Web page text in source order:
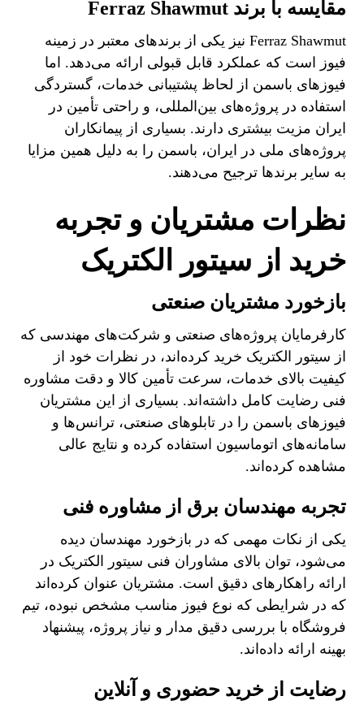
مقایسه با برند Ferraz Shawmut
Ferraz Shawmut نیز یکی از برندهای معتبر در زمینه
فیوز است که عملکرد قابل قبولی ارائه می‌دهد. اما
فیوزهای باسمن از لحاظ پشتیبانی خدمات، گستردگی
استفاده در پروژه‌های بین‌المللی، و راحتی تأمین در
ایران مزیت بیشتری دارند. بسیاری از پیمانکاران
پروژه‌های ملی در ایران، باسمن را به دلیل همین مزایا
به سایر برندها ترجیح می‌دهند.
نظرات مشتریان و تجربه
خرید از سیتور الکتریک
بازخورد مشتریان صنعتی
کارفرمایان پروژه‌های صنعتی و شرکت‌های مهندسی که
از سیتور الکتریک خرید کرده‌اند، در نظرات خود از
کیفیت بالای خدمات، سرعت تأمین کالا و دقت مشاوره
فنی رضایت کامل داشته‌اند. بسیاری از این مشتریان
فیوزهای باسمن را در تابلوهای صنعتی، ترانس‌ها و
سامانه‌های اتوماسیون استفاده کرده و نتایج عالی
مشاهده کرده‌اند.
تجربه مهندسان برق از مشاوره فنی
یکی از نکات مهمی که در بازخورد مهندسان دیده
می‌شود، توان بالای مشاوران فنی سیتور الکتریک در
ارائه راهکارهای دقیق است. مشتریان عنوان کرده‌اند
که در شرایطی که نوع فیوز مناسب مشخص نبوده، تیم
فروشگاه با بررسی دقیق مدار و نیاز پروژه، پیشنهاد
بهینه ارائه داده‌اند.
رضایت از خرید حضوری و آنلاین